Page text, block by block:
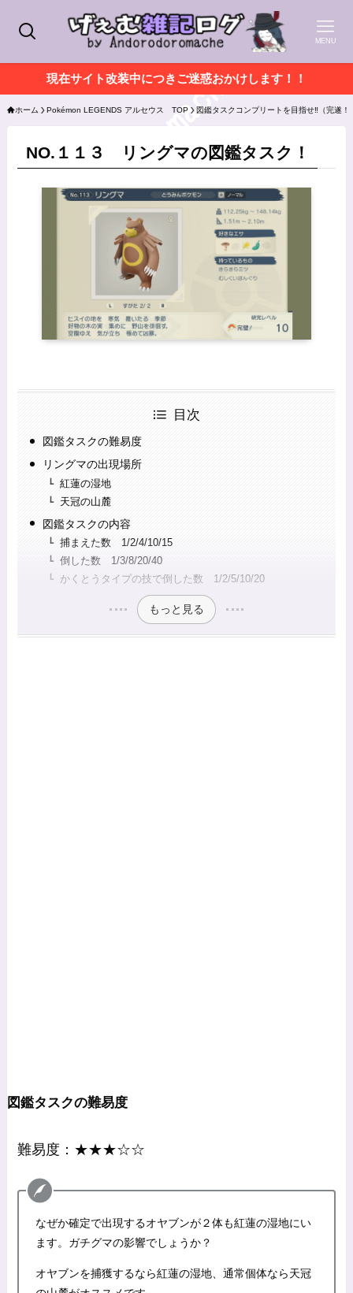
MENU
現在サイト改装中につきご迷惑おかけします！！
ホーム Pokémon LEGENDS アルセウス TOP 図鑑タスクコンプリートを目指せ‼（完遂！
NO.１１３ リングマの図鑑タスク！
目次
図鑑タスクの難易度
リングマの出現場所
紅蓮の湿地
天冠の山麓
図鑑タスクの内容
捕まえた数 1/2/4/10/15
倒した数 1/3/8/20/40
かくとうタイプの技で倒した数 1/2/5/10/20
もっと見る
図鑑タスクの難易度
難易度：★★★☆☆
なぜか確定で出現するオヤブンが２体も紅蓮の湿地にい
ます。ガチグマの影響でしょうか？
オヤブンを捕獲するなら紅蓮の湿地、通常個体なら天冠